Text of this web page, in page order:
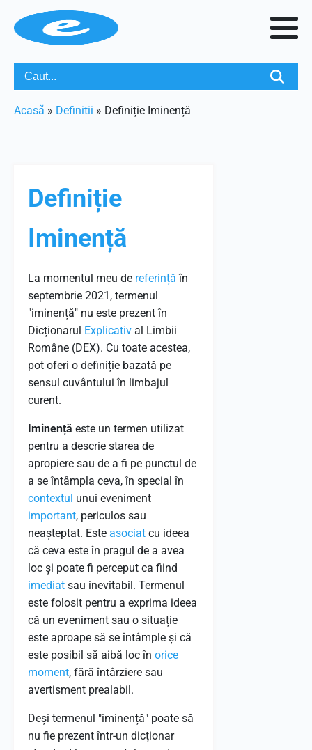
Acasã » Definitii » Definiție Iminență
Definiție
Iminență
La momentul meu de referință în
septembrie 2021, termenul
"iminență" nu este prezent în
Dicționarul Explicativ al Limbii
Române (DEX). Cu toate acestea,
pot oferi o definiție bazată pe
sensul cuvântului în limbajul
curent.
Iminență este un termen utilizat
pentru a descrie starea de
apropiere sau de a fi pe punctul de
a se întâmpla ceva, în special în
contextul unui eveniment
important, periculos sau
neașteptat. Este asociat cu ideea
că ceva este în pragul de a avea
loc și poate fi perceput ca fiind
imediat sau inevitabil. Termenul
este folosit pentru a exprima ideea
că un eveniment sau o situație
este aproape să se întâmple și că
este posibil să aibă loc în orice
moment, fără întârziere sau
avertisment prealabil.
Deși termenul "iminență" poate să
nu fie prezent într-un dicționar